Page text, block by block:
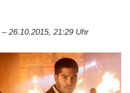
26.10.2015, 21:29 Uhr